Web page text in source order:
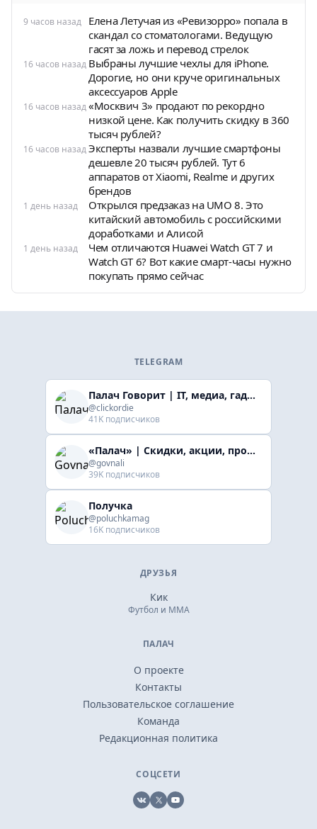
9 часов назад
Елена Летучая из «Ревизорро» попала в
скандал со стоматологами. Ведущую
гасят за ложь и перевод стрелок
16 часов назад Выбраны лучшие чехлы для iPhone.
Дорогие, но они круче оригинальных
аксессуаров Apple
16 часов назад«Москвич 3» продают по рекордно
низкой цене. Как получить скидку в 360
тысяч рублей?
16 часов назадЭксперты назвали лучшие смартфоны
дешевле 20 тысяч рублей. Тут 6
аппаратов от Xiaomi, Realme и других
брендов
1 день назад
Открылся предзаказ на UMO 8. Это
китайский автомобиль с российскими
доработками и Алисой
1 день назад
Чем отличаются Huawei Watch GT 7 и
Watch GT 6? Вот какие смарт-часы нужно
покупать прямо сейчас
TELEGRAM
Палач Говорит | IT, медиа, гaджеты, скидки
@clickordie
41K подписчиков
«Палач» | Скидки, акции, промокоды
@govnali
39K подписчиков
Получка
@poluchkamag
16K подписчиков
ДРУЗЬЯ
Кик
Футбол и ММА
ПАЛАЧ
О проекте
Контакты
Пользовательское соглашение
Команда
Редакционная политика
СОЦСЕТИ
VK X YouTube